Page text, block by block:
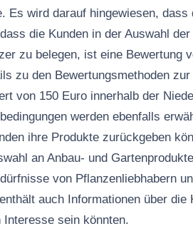
Es wird darauf hingewiesen, dass
die Kunden in der Auswahl
zu belegen, ist eine Bewertung
zu den Bewertungsmethoden
von 150 Euro innerhalb der
werden ebenfalls
ihre Produkte zurückgeben
an Anbau- und
von Pflanzenliebhabern
auch Informationen über die
sein könnten.